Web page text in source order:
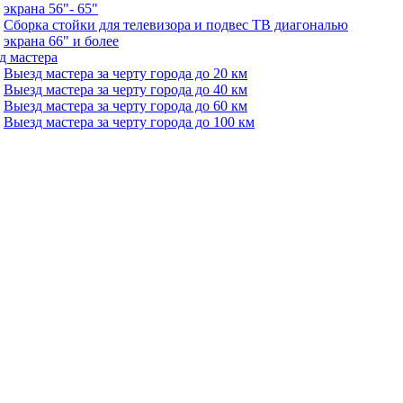
экрана 56"- 65"
Сборка стойки для телевизора и подвес ТВ диагональю
экрана 66" и более
мастера
Выезд мастера за черту города до 20 км
Выезд мастера за черту города до 40 км
Выезд мастера за черту города до 60 км
Выезд мастера за черту города до 100 км